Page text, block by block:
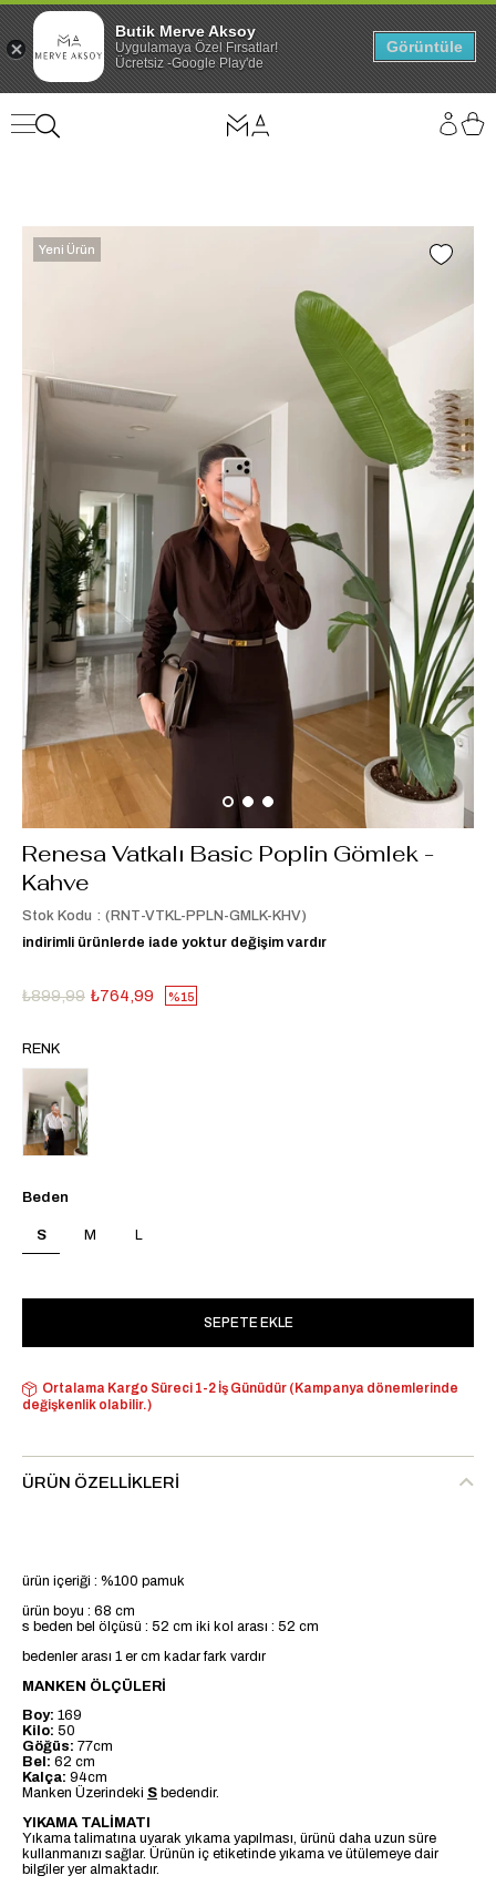
Yeni Ürün
Renesa Vatkalı Basic Poplin Gömlek -
Kahve
Stok Kodu
(RNT-VTKL-PPLN-GMLK-KHV)
indirimli ürünlerde iade yoktur değişim vardır
₺899,99 ₺764,99 15
RENK
Beden
S M L
Ortalama Kargo Süreci 1-2 İş Günüdür (Kampanya dönemlerinde
değişkenlik olabilir.)
ÜRÜN ÖZELLIKLERI
ürün içeriği : %100 pamuk
ürün boyu : 68 cm
s beden bel ölçüsü : 52 cm iki kol arası : 52 cm
bedenler arası 1 er cm kadar fark vardır
MANKEN ÖLÇÜLERİ
Boy: 169
Kilo: 50
Göğüs: 77cm
Bel: 62 cm
Kalça: 94cm
Manken Üzerindeki S bedendir.
YIKAMA TALİMATI
Yıkama talimatına uyarak yıkama yapılması, ürünü daha uzun süre
kullanmanızı sağlar. Ürünün iç etiketinde yıkama ve ütülemeye dair
bilgiler yer almaktadır.
Butik Merve Aksoy
Uygulamaya Özel Fırsatlar!
Ücretsiz -Google Play'de
Görüntüle